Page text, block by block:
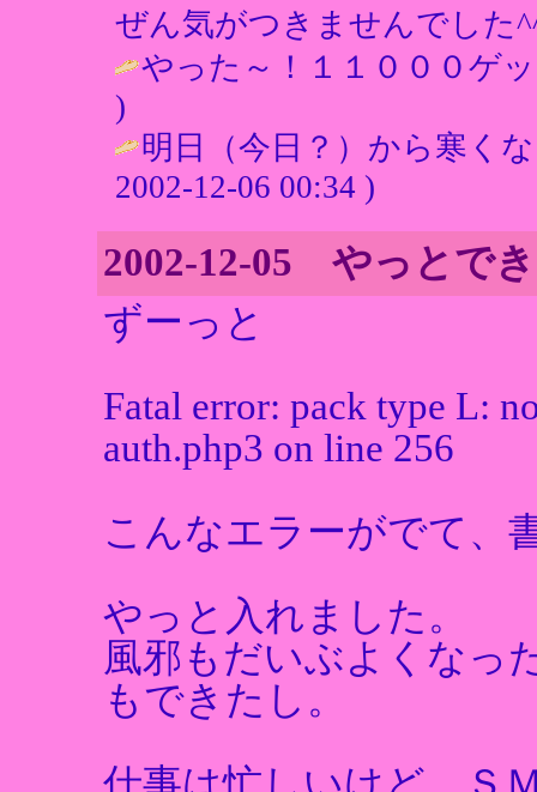
ぜん気がつきませんでした
やった～！１１０００ゲ
)
明日（今日？）から寒く
2002-12-06 00:34 )
2002-12-05 やっとで
ずーっと
Fatal error: pack type L:
auth.php3 on line 256
こんなエラーがでて、
やっと入れました。
風邪もだいぶよくなっ
もできたし。